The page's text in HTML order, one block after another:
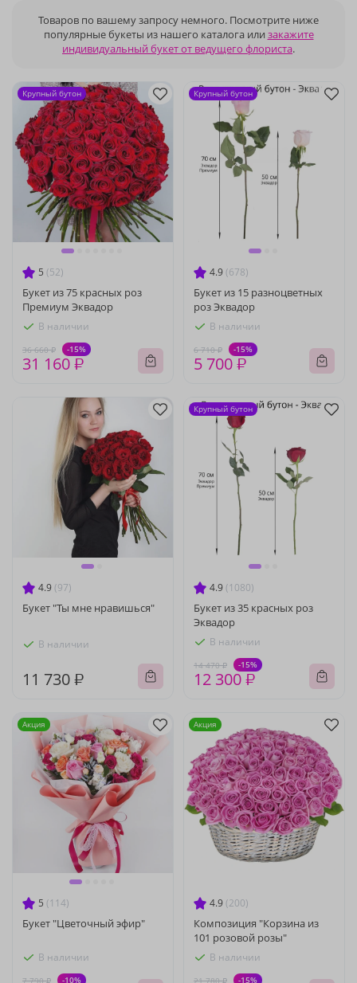
Товаров по вашему запросу немного. Посмотрите ниже
популярные букеты из нашего каталога или закажите
индивидуальный букет от ведущего флориста.
5 (52)
Букет из 75 красных роз
Премиум Эквадор
В наличии
36 660 ₽ -15%
31 160 ₽
Крупный бутон
4.9 (678)
Букет из 15 разноцветных
роз Эквадор
В наличии
6 710 ₽ -15%
5 700 ₽
Крупный бутон
4.9 (97)
Букет "Ты мне нравишься"
В наличии
11 730 ₽
4.9 (1080)
Букет из 35 красных роз
Эквадор
В наличии
14 470 ₽ -15%
12 300 ₽
Крупный бутон
5 (114)
Букет "Цветочный эфир"
В наличии
7 790 ₽ -10%
Акция
4.9 (200)
Композиция "Корзина из
101 розовой розы"
В наличии
21 780 ₽ -15%
Акция